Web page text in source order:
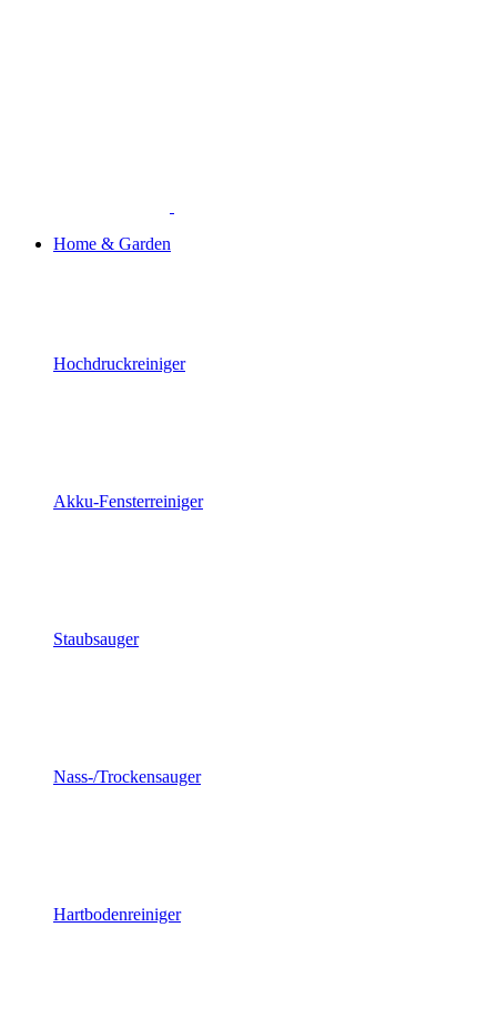
Home & Garden
Hochdruckreiniger
Akku-Fensterreiniger
Staubsauger
Nass-/Trockensauger
Hartbodenreiniger